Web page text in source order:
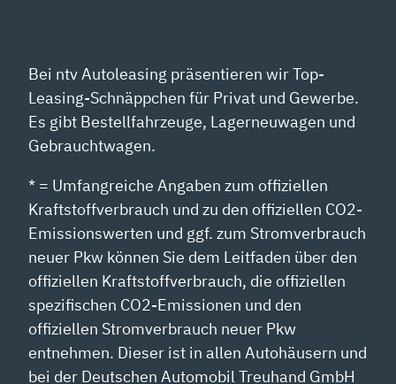
Bei ntv Autoleasing präsentieren wir Top-
Leasing-Schnäppchen für Privat und Gewerbe.
Es gibt Bestellfahrzeuge, Lagerneuwagen und
Gebrauchtwagen.
* = Umfangreiche Angaben zum offiziellen
Kraftstoffverbrauch und zu den offiziellen CO2-
Emissionswerten und ggf. zum Stromverbrauch
neuer Pkw können Sie dem Leitfaden über den
offiziellen Kraftstoffverbrauch, die offiziellen
spezifischen CO2-Emissionen und den
offiziellen Stromverbrauch neuer Pkw
entnehmen. Dieser ist in allen Autohäusern und
bei der Deutschen Automobil Treuhand GmbH